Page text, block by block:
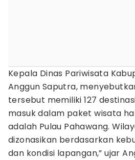
Kepala Dinas Pariwisata
Anggun Saputra,
tersebut memiliki 127
masuk dalam paket wisata
adalah Pulau Pahawang.
dizonasikan berdasarkan
dan kondisi lapangan,” ujar